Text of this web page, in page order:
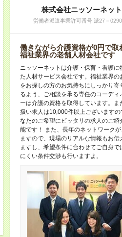
株式会社ニッソーネット
労働者派遣事業許可番号:派27－
働きながら介護資格が0円で
福祉業界の老舗人材会社です
ニッソーネットは介護・保育・看護に
た人材サービス会社です。福祉業界の
をお探しの方のお気持ちにしっかり寄
るよう、ご相談を承る専任のコーディ
ーは介護の資格を取得しています。ま
扱い求人は10,000件以上ございますの
なたのご希望にピッタリの求人のご紹
能です！ また、長年のネットワーク
ますので、現場のリアルな情報もお伝
ますし、希望条件に合わせてご自身で
にくい条件交渉も行いますよ。